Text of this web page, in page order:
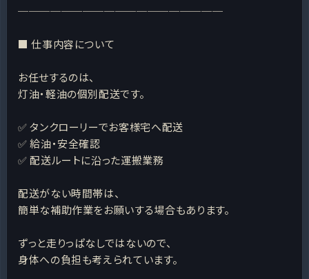
───────────────────
■ 仕事内容について
お任せするのは、
灯油・軽油の個別配送です。
✅ タンクローリーでお客様宅へ配送
✅ 給油・安全確認
✅ 配送ルートに沿った運搬業務
配送がない時間帯は、
簡単な補助作業をお願いする場合もあります。
ずっと走りっぱなしではないので、
身体への負担も考えられています。